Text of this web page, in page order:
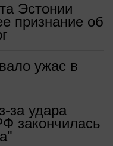
Эстонии
признание об
ужас в
за удара
закончилась